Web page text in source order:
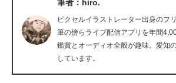
経営リーダーのコミュニティ
マーケ×ITの今がよく分かる
ITエンジニア向け専門サイト
筆者：hiro.
ピクセルイラストレーター出身のフ
筆の傍らライブ配信アプリを年間
鑑賞とオーディオ全般が趣味。愛知
しています。